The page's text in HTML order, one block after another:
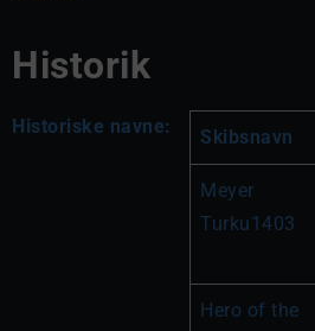
Historik
Historiske navne: Skibsnavn
Meyer
Turku1403
Hero of the